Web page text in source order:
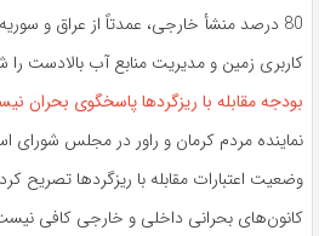
80 درصد منشأ خارجی، عمدتاً از عراق و
کاربری زمین و مدیریت منابع آب بالادست
بودجه مقابله با ریزگردها پاسخگوی بحران
نماینده مردم کرمان و راور در مجلس شورای
وضعیت اعتبارات مقابله با ریزگردها
کانون‌های بحرانی داخلی و خارجی کافی